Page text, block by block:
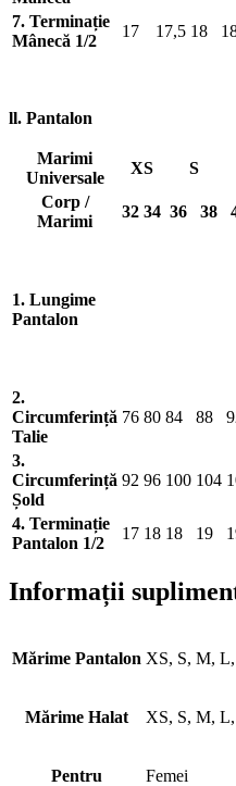
7. Terminație
Mânecă 1/2
17 17,5 18
ll. Pantalon
Marimi
Universale
XS S
Corp /
Marimi
32 34 36 38
1. Lungime
Pantalon
2.
Circumferință
Talie
76 80 84 88
3.
Circumferință
Șold
92 96 100 104
4. Terminație
Pantalon 1/2
17 18 18 19
Informații
Mărime Pantalon XS, S, M,
Mărime Halat XS, S, M,
Pentru Femei